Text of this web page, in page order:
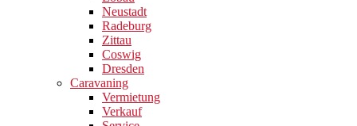
Neustadt
Radeburg
Zittau
Coswig
Dresden
Caravaning
Vermietung
Verkauf